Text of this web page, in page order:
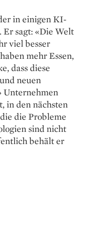
in einigen KI-
sagt: «Die Welt
viel besser
mehr Essen,
dass diese
neuen
Unternehmen
in den nächsten
die Probleme
sind nicht
behält er